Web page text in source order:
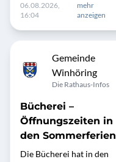
06.08.2026,
16:04
mehr
anzeigen
Gemeinde
Winhöring
Die Rathaus-Infos
Bücherei –
Öffnungszeiten in
den Sommerferien
Die Bücherei hat in den